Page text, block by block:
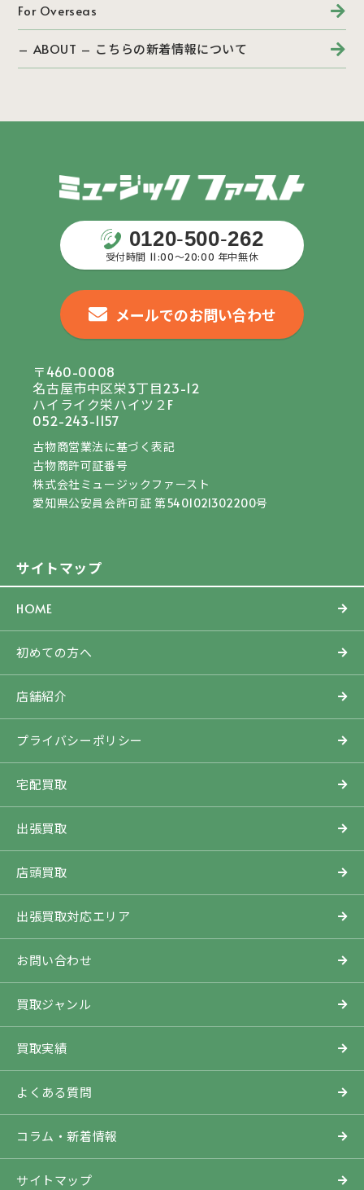
For Overseas
– ABOUT – こちらの新着情報について
サイトマップ
HOME
初めての方へ
店舗紹介
プライバシーポリシー
宅配買取
出張買取
店頭買取
出張買取対応エリア
お問い合わせ
買取ジャンル
買取実績
よくある質問
コラム・新着情報
サイトマップ
0120-500-262
受付時間 11:00〜20:00 年中無休
メールでのお問い合わせ
〒460-0008
名古屋市中区栄3丁目23-12
ハイライク栄ハイツ２F
052-243-1157
古物商営業法に基づく表記
古物商許可証番号
株式会社ミュージックファースト
愛知県公安員会許可証 第5401021302200号